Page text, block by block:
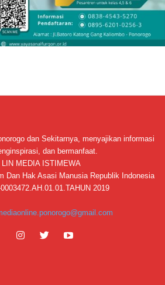
dan Sekitarnya, menyajikan informasi
dan bermanfaat.
LIN MEDIA ISTIMEWA
Dan Hak Asasi Manusia Republik Indonesia
2019